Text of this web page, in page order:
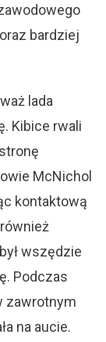
bardziej
lada
Kibice rwali
McNichol
kontaktową
wszędzie
Podczas
zawrotnym
na aucie.